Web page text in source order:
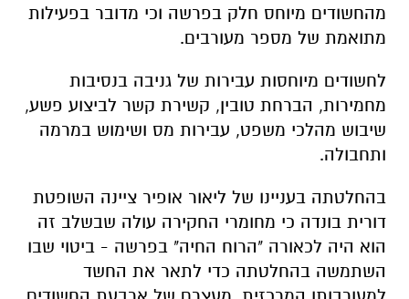
מהחשודים מיוחס חלק בפרשה וכי מדובר בפעילות
מתואמת של מספר מעורבים.
לחשודים מיוחסות עבירות של גניבה בנסיבות
מחמירות, הברחת טובין, קשירת קשר לביצוע פשע,
שיבוש מהלכי משפט, עבירות מס ושימוש במרמה
ותחבולה.
בהחלטתה בעניינו של ליאור אופיר ציינה השופטת
דורית בונדה כי מחומרי החקירה עולה שבשלב זה
הוא היה לכאורה "הרוח החיה" בפרשה - ביטוי שבו
השתמשה בהחלטתה כדי לתאר את החשד